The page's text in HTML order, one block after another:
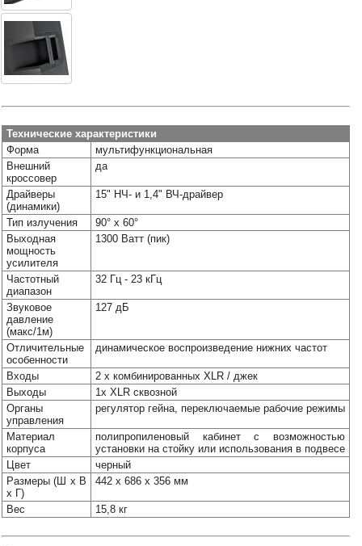
Технические характеристики
Форма
мультифункциональная
Внешний
кроссовер
да
Драйверы
(динамики)
15" НЧ- и 1,4" ВЧ-драйвер
Тип излучения
90° x 60°
Выходная
мощность
усилителя
1300 Ватт (пик)
Частотный
диапазон
32 Гц - 23 кГц
Звуковое
давление
(макс/1м)
127 дБ
Отличительные
особенности
динамическое воспроизведение нижних частот
Входы
2 х комбинированных XLR / джек
Выходы
1x XLR сквозной
Органы
управления
регулятор гейна, переключаемые рабочие режимы
Материал
корпуса
полипропиленовый кабинет с возможностью
установки на стойку или использования в подвесе
Цвет
черный
Размеры (Ш x В
x Г)
442 x 686 x 356 мм
Вес 15,8 кг